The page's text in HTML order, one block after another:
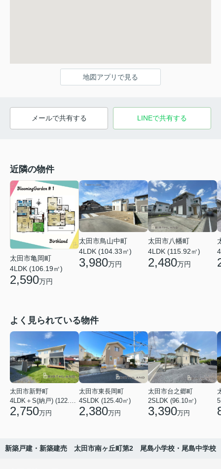
地図アプリで見る
メールで共有する LINEで共有する
近隣の物件
太田市亀岡町
4LDK (106.19㎡)
2,590万円
太田市鳥山中町
4LDK (104.33㎡)
3,980万円
太田市八幡町
4LDK (115.92㎡)
2,480万円
よく見られている物件
太田市新野町
4LDK＋S(納戸) (122.55㎡)
2,750万円
太田市東長岡町
4SLDK (125.40㎡)
2,380万円
太田市台之郷町
2SLDK (96.10㎡)
3,390万円
新築戸建・新築建売 太田市南ヶ丘町第2 尾島小学校・尾島中学校